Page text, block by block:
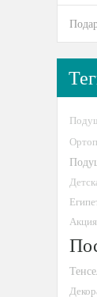
Акция